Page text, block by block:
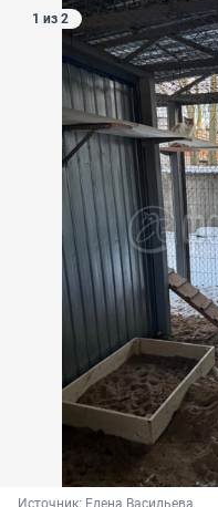
1 из 2
Источник: Елена Васильева